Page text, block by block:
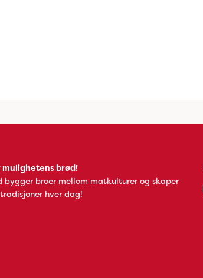
mulighetens brød!
bygger broer mellom matkulturer og skaper
hver dag!